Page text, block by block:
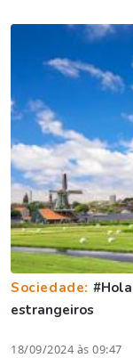
Sociedade:
estrangeiros
18/09/2024 às 09:47